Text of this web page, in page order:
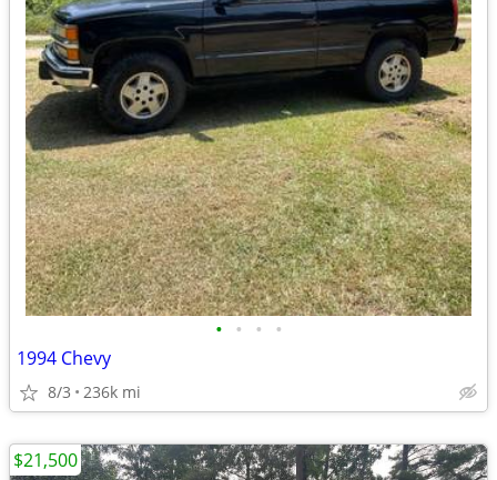
• • • •
1994 Chevy
8/3 236k mi
$21,500